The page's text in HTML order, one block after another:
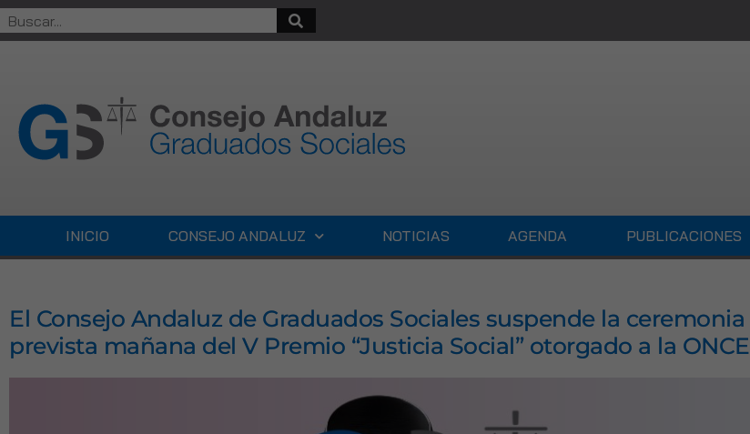
INICIO CONSEJO ANDALUZ NOTICIAS AGENDA PUBLICACIONES
El Consejo Andaluz de Graduados Sociales suspende la ceremonia
prevista mañana del V Premio “Justicia Social” otorgado a la ONCE